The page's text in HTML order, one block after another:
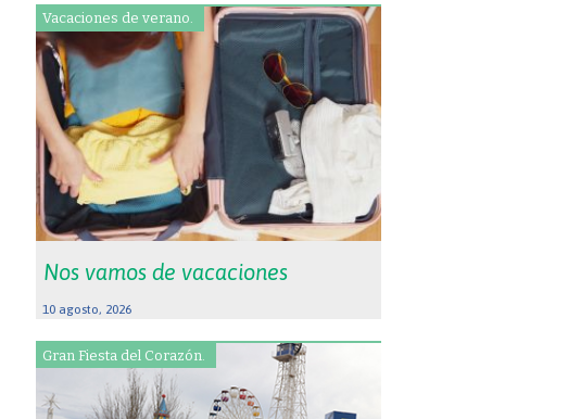
Vacaciones de verano.
Nos vamos de vacaciones
10 agosto, 2026
Gran Fiesta del Corazón.